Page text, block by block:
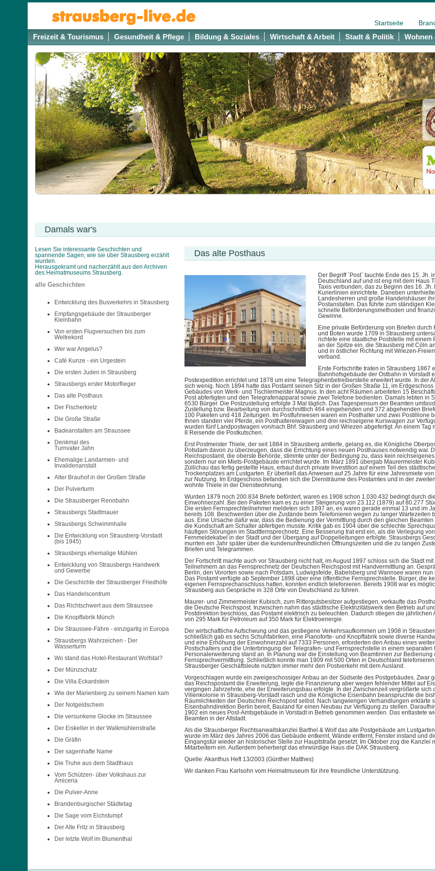
Startseite
Freizeit & Tourismus Gesundheit & Pflege Bildung & Soziales Wirtschaft & Arbeit Stadt & Politik Wohnen
Damals war's
Lesen Sie interessante Geschichten und
spannende Sagen, wie sie über Strausberg erzählt
wurden.
Herausgekramt und nacherzählt aus den Archiven
des Heimatmuseums Strausberg.
alle Geschichten
Entwicklung des Busverkehrs in Strausberg
Empfangsgebäude der Strausberger
Kleinbahn
Von ersten Flugversuchen bis zum
Weltrekord
Wer war Angelus?
Café Kunze - ein Urgestein
Die ersten Juden in Strausberg
Strausbergs erster Motorflieger
Das alte Posthaus
Der Fischerkietz
Die Große Straße
Badeanstalten am Straussee
Denkmal des
Turnvater Jahn
Ehemalige Landarmen- und
Invalidenanstalt
Alter Brauhof in der Großen Straße
Der Pulverturm
Die Strausberger Rennbahn
Strausbergs Stadtmauer
Strausbergs Schwimmhalle
Die Entwicklung von Strausberg-Vorstadt
(bis 1945)
Strausbergs ehemalige Mühlen
Entwicklung von Strausbergs Handwerk
und Gewerbe
Die Geschichte der Strausberger Friedhöfe
Das Handelscentrum
Das Richtschwert aus dem Straussee
Die Knopffabrik Münch
Die Straussee-Fähre - einzigartig in Europa
Strausbergs Wahrzeichen - Der
Wasserturm
Wo stand das Hotel-Restaurant Wolfstal?
Der Münzschatz
Die Villa Eckardstein
Wie der Marienberg zu seinem Namen kam
Der Notgeldschein
Die versunkene Glocke im Straussee
Der Eiskeller in der Walkmühlenstraße
Die Gräfin
Der sagenhafte Name
Die Truhe aus dem Stadthaus
Vom Schützen- über Volkshaus zur
Amiceria
Die Pulver-Anne
Brandenburgischer Städtetag
Die Sage vom Eichstumpf
Der Alte Fritz in Strausberg
Der letzte Wolf im Blumenthal
Das alte Posthaus
Der Begriff `Post` tauchte Ende des 15. Jh. in
Deutschland auf und ist eng mit dem Haus
Taxis verbunden, das zu Beginn des 16. Jh.
Kurierlinien einrichtete. Daneben
Landesherren und große Handelshäuser
Postanstalten. Das führte zum ständigen
schnelle Beförderungsmethoden und
Gewinne.
Eine private Beförderung von Briefen durch
und Boten wurde 1709 in Strausberg
richtete eine staatliche Poststelle mit einem
an der Spitze ein, die Strausberg mit Cöln
und in östlicher Richtung mit Wriezen-
verband.
Erste Fortschritte traten in Strausberg 1867
Bahnhofsgebäude der Ostbahn in Vorstadt
Postexpedition errichtet und 1878 um eine Telegraphenbetreiberstelle erweitert wurde. In der
sich wenig. Noch 1894 hatte das Postamt seinen Sitz in der Großen Straße 11, im Erdgeschoss
Gebäudes von Werk- und Tischlermeister Magnus. In den acht Räumen arbeiteten 15
Post abfertigten und den Telegrafenapparat sowie zwei Telefone bedienten. Damals lebten in
6530 Bürger. Die Postzustellung erfolgte 3 Mal täglich. Das Tagespensum der Beamten
Zustellung bzw. Bearbeitung von durchschnittlich 464 eingehenden und 372 abgehenden
100 Paketen und 418 Zeitungen. Im Postfuhrwesen waren ein Posthalter und zwei Postillione
Ihnen standen vier Pferde, ein Posthaltereiwagen und drei reichseigene Kurswagen zur
wurden fünf Landpostwagen von/nach Bhf. Strausberg und Wriezen abgefertigt. An einem Tag
8 Reisende die Postkutschen.
Erst Postmeister Thiele, der seit 1884 in Strausberg amtierte, gelang es, die Königliche
Potsdam davon zu überzeugen, dass die Errichtung eines neuen Posthauses notwendig war.
Reichspostamt, die oberste Behörde, stimmte unter der Bedingung zu, dass kein
sondern nur ein Miets-Postgebäude errichtet wurde. Im März 1891 übergab Maurermeister
Züllichau das fertig gestellte Haus, erbaut durch private Investition auf einem Teil des
Trockenplatzes am Lustgarten. Er überließ das Anwesen auf 25 Jahre für eine Jahresmiete
zur Nutzung. Im Erdgeschoss befanden sich die Diensträume des Postamtes und in der
wohnte Thiele in der Dienstwohnung.
Wurden 1879 noch 200.834 Briefe befördert, waren es 1908 schon 1.030.432 bedingt durch
Einwohnerzahl. Bei den Paketen kam es zu einer Steigerung von 23.112 (1879) auf 80.277
Die ersten Fernsprechteilnehmer meldeten sich 1897 an, es waren gerade einmal 13 und im
bereits 108. Beschwerden über die Zustände beim Telefonieren wegen zu langer Wartezeiten
aus. Eine Ursache dafür war, dass die Bedienung der Vermittlung durch den gleichen Beamten
die Kundschaft am Schalter abfertigen musste. Kritik gab es 1904 über die schlechte
häufigen Störungen im Stadtfernsprechnetz. Eine Besserung trat erst ein, als die Verlegung von
Fernmeldekabel in der Stadt und der Übergang auf Doppelleitungen erfolgte. Strausbergs
murrten ein Jahr später über die kundenunfreundlichen Öffnungszeiten und die zu langen
Briefen und Telegrammen.
Der Fortschritt machte auch vor Strausberg nicht halt, im August 1897 schloss sich die Stadt mit
Teilnehmern an das Fernsprechnetz der Deutschen Reichspost mit Handvermittlung an.
Berlin, den Vororten sowie nach Potsdam, Ludwigsfelde, Babelsberg und Wannsee waren nun
Das Postamt verfügte ab September 1898 über eine öffentliche Fernsprechstelle. Bürger, die
eigenen Fernsprechanschluss hatten, konnten endlich telefonieren. Bereits 1908 war es
Strausberg aus Gespräche in 328 Orte von Deutschland zu führen.
Maurer- und Zimmermeister Kubisch, zum Rittergutsbesitzer aufgestiegen, verkaufte das
die Deutsche Reichspost. Inzwischen nahm das städtische Elektrizitätswerk den Betrieb auf
Postdirektion beschloss, das Postamt elektrisch zu beleuchten. Dadurch stiegen die jährlichen
von 295 Mark für Petroleum auf 350 Mark für Elektroenergie.
Der wirtschaftliche Aufschwung und das gestiegene Verkehrsaufkommen um 1908 in
schließlich gab es sechs Schuhfabriken, eine Pianoforte- und Knopffabrik sowie diverse
und eine Erhöhung der Einwohnerzahl auf 7333 Personen, erforderten den Anbau eines
Postschalters und die Unterbringung der Telegrafen- und Fernsprechstelle in einem separaten
Personalerweiterung stand an. In Planung war die Einstellung von Beamtinnen zur Bedienung
Fernsprechvermittlung. Schließlich konnte man 1909 mit 500 Orten in Deutschland
Strausberger Geschäftsleute nutzten immer mehr den Postverkehr mit dem Ausland.
Vorgeschlagen wurde ein zweigeschossiger Anbau an der Südseite des Postgebäudes. Zwar
das Reichspostamt die Erweiterung, legte die Finanzierung aber wegen fehlender Mittel auf
vergingen Jahrzehnte, ehe der Erweiterungsbau erfolgte. In der Zwischenzeit vergrößerte sich
Villenkolonie in Strausberg-Vorstadt rasch und die Königliche Eisenbahn beanspruchte die
Räumlichkeiten der Deutschen Reichspost selbst. Nach langwierigen Verhandlungen erklärte
Eisenbahndirektion Berlin bereit, Bauland für einen Neubau zur Verfügung zu stellen.
1902 ein neues Post-Amtsgebäude in Vorstadt in Betrieb genommen werden. Das entlastete
Beamten in der Altstadt.
Als die Strausberger Rechtsanwaltskanzlei Barthel & Wolf das alte Postgebäude am
wurde im März des Jahres 2006 das Gebäude entkernt, Wände entfernt, Fenster instand und
Eingangstür wieder an historischer Stelle zur Hauptstraße gesetzt. Im Oktober zog die Kanzlei
Mitarbeitern ein. Außerdem beherbergt das ehrwürdige Haus die DAK Strausberg.
Quelle: Akanthus Heft 13/2003 (Günther Matthes)
Wir danken Frau Karlsohn vom Heimatmuseum für ihre freundliche Unterstützung.